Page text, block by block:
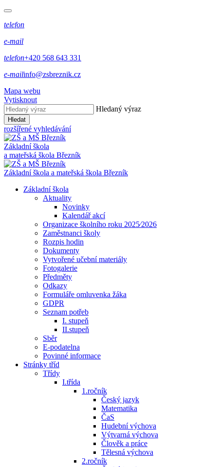
telefon
e-mail
telefon+420 568 643 331
e-mailinfo@zsbreznik.cz
Mapa webu
Vytisknout
Hledaný výraz
Hledat
rozšířené vyhledávání
Základní škola
a mateřská škola Březník
Základní škola a mateřská škola Březník
Základní škola
Aktuality
Novinky
Kalendář akcí
Organizace školního roku 2025⁄2026
Zaměstnanci školy
Rozpis hodin
Dokumenty
Vytvořené učební materiály
Fotogalerie
Předměty
Odkazy
Formuláře omluvenka žáka
GDPR
Seznam potřeb
I. stupeň
II.stupeň
Sběr
E-podatelna
Povinné informace
Stránky tříd
Třídy
I.třída
1.ročník
Český jazyk
Matematika
ČaS
Hudební výchova
Výtvarná výchova
Člověk a práce
Tělesná výchova
2.ročník